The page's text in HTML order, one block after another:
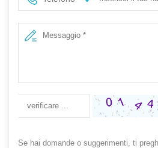
Se hai domande o suggerimenti, ti